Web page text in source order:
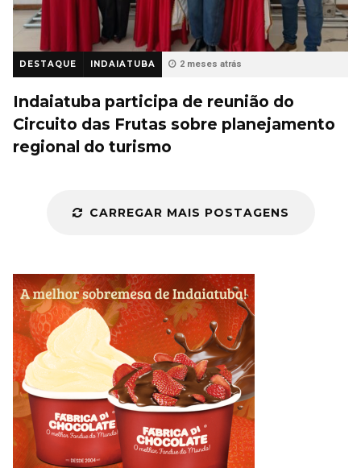
DESTAQUE INDAIATUBA 2 meses atrás
Indaiatuba participa de reunião do
Circuito das Frutas sobre planejamento
regional do turismo
CARREGAR MAIS POSTAGENS